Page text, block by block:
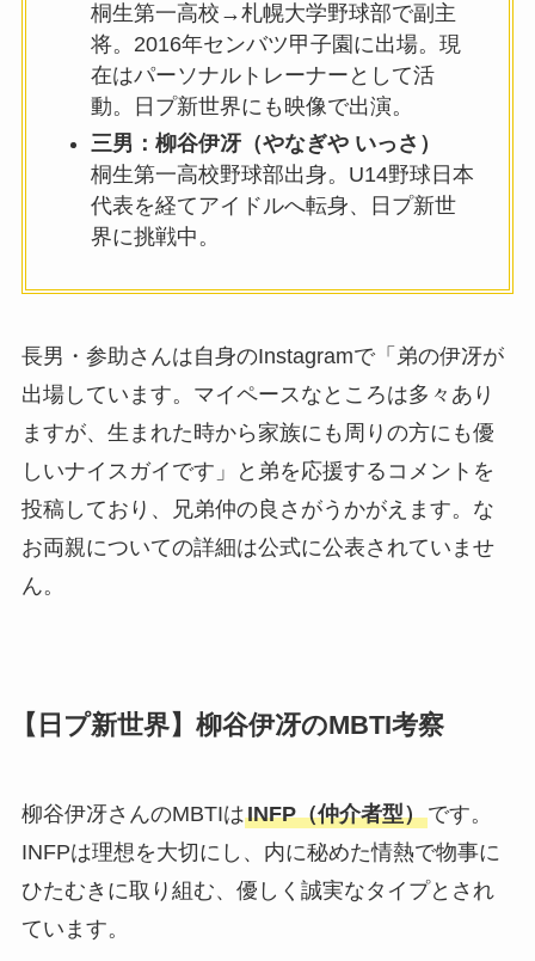
桐生第一高校→札幌大学野球部で副主
将。2016年センバツ甲子園に出場。現
在はパーソナルトレーナーとして活
動。日プ新世界にも映像で出演。
三男：柳谷伊冴（やなぎや いっさ）
桐生第一高校野球部出身。U14野球日本
代表を経てアイドルへ転身、日プ新世
界に挑戦中。
長男・参助さんは自身のInstagramで「弟の伊冴が
出場しています。マイペースなところは多々あり
ますが、生まれた時から家族にも周りの方にも優
しいナイスガイです」と弟を応援するコメントを
投稿しており、兄弟仲の良さがうかがえます。な
お両親についての詳細は公式に公表されていませ
ん。
【日プ新世界】柳谷伊冴のMBTI考察
柳谷伊冴さんのMBTIはINFP（仲介者型）です。
INFPは理想を大切にし、内に秘めた情熱で物事に
ひたむきに取り組む、優しく誠実なタイプとされ
ています。